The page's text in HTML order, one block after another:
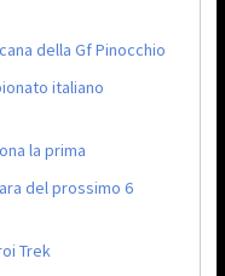
della Gf Pinocchio
italiano
la prima
del prossimo 6
Trek